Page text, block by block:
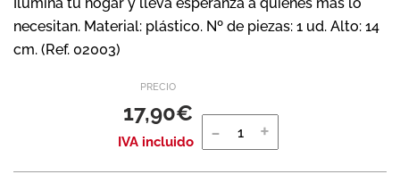
Ilumina tu hogar y lleva esperanza a quienes más lo
necesitan. Material: plástico. Nº de piezas: 1 ud. Alto: 14
cm. (Ref. 02003)
PRECIO
17,90€
IVA incluido